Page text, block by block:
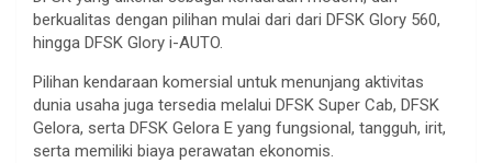
berkualitas dengan pilihan mulai dari dari DFSK Glory 560,
hingga DFSK Glory i-AUTO.
Pilihan kendaraan komersial untuk menunjang aktivitas
dunia usaha juga tersedia melalui DFSK Super Cab, DFSK
Gelora, serta DFSK Gelora E yang fungsional, tangguh, irit,
serta memiliki biaya perawatan ekonomis.